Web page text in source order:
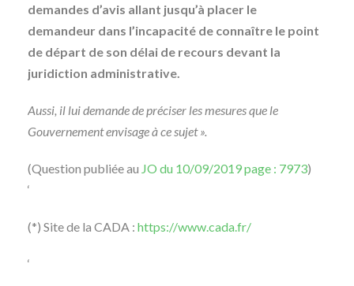
demandes d’avis allant jusqu’à placer le
demandeur dans l’incapacité de connaître le point
de départ de son délai de recours devant la
juridiction administrative.
Aussi, il lui demande de préciser les mesures que le
Gouvernement envisage à ce sujet ».
(Question publiée au JO du 10/09/2019 page : 7973)
‘
(*) Site de la CADA : https://www.cada.fr/
‘